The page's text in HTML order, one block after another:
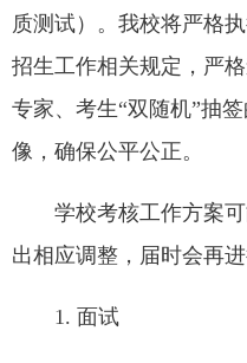
质测试）。我校将严格
招生工作相关规定，严
专家、考生“双随机”抽
像，确保公平公正。
学校考核工作方案
出相应调整，届时会再进
1. 面试